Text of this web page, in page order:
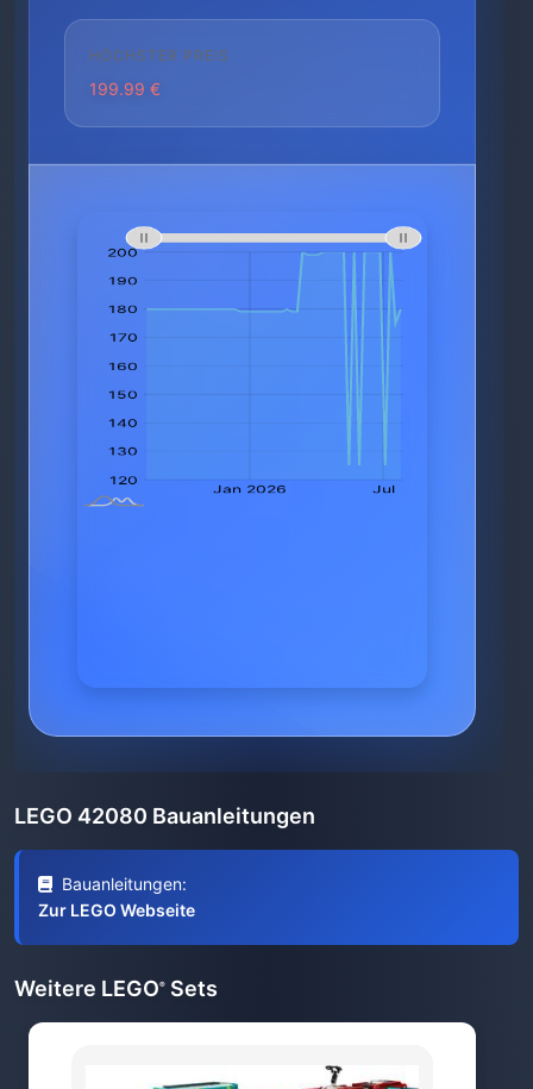
HÖCHSTER PREIS
199.99 €
LEGO 42080 Bauanleitungen
Bauanleitungen:
Zur LEGO Webseite
Weitere LEGO® Sets